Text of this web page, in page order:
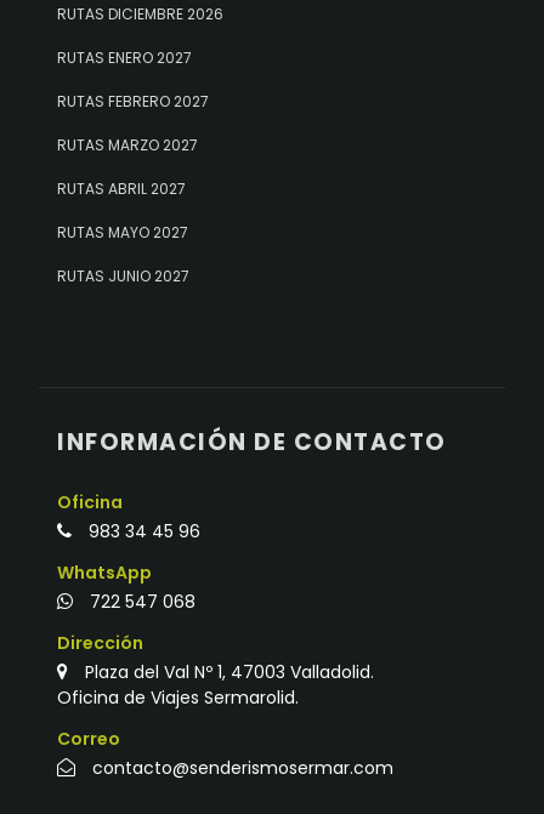
RUTAS DICIEMBRE 2026
RUTAS ENERO 2027
RUTAS FEBRERO 2027
RUTAS MARZO 2027
RUTAS ABRIL 2027
RUTAS MAYO 2027
RUTAS JUNIO 2027
INFORMACIÓN DE CONTACTO
Oficina
983 34 45 96
WhatsApp
722 547 068
Dirección
Plaza del Val Nº 1, 47003 Valladolid.
Oficina de Viajes Sermarolid.
Correo
contacto@senderismosermar.com